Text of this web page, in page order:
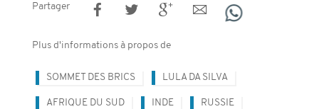
Partager
Plus d'informations à propos de
SOMMET DES BRICS LULA DA SILVA
AFRIQUE DU SUD INDE RUSSIE